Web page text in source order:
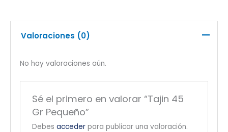
Valoraciones (0)
No hay valoraciones aún.
Sé el primero en valorar “Tajin 45
Gr Pequeño”
Debes accederpara publicar una valoración.